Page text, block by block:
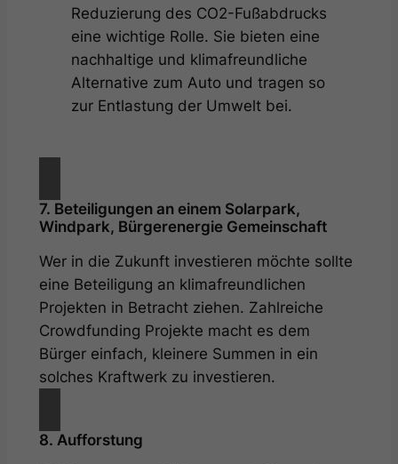
Reduzierung des CO2-Fußabdrucks
eine wichtige Rolle. Sie bieten eine
nachhaltige und klimafreundliche
Alternative zum Auto und tragen so
zur Entlastung der Umwelt bei.
7. Beteiligungen an einem Solarpark,
Windpark, Bürgerenergie Gemeinschaft
Wer in die Zukunft investieren möchte sollte
eine Beteiligung an klimafreundlichen
Projekten in Betracht ziehen. Zahlreiche
Crowdfunding Projekte macht es dem
Bürger einfach, kleinere Summen in ein
solches Kraftwerk zu investieren.
8. Aufforstung